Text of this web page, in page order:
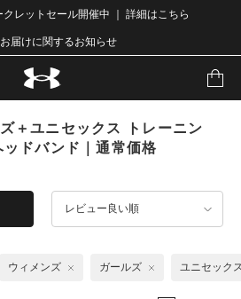
クレットセール開催中 ｜ 詳細はこちら
届けに関するお知らせ
＋ユニセックス トレーニン
ドバンド｜通常価格
レビュー良い順
ウィメンズ ガールズ ユニセック